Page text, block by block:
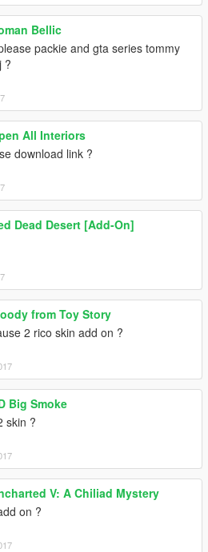
Bellic
packie and gta series tommy
?
All Interiors
download link ?
Dead Desert [Add-On]
from Toy Story
2 rico skin add on ?
Big Smoke
skin ?
V: A Chiliad Mystery
on ?